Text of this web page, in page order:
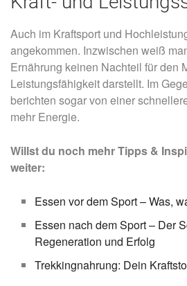
Auch im Kraftsport und
angekommen. Inzwischen weiß
Ernährung keinen Nachteil für den
Leistungsfähigkeit darstellt. Im
berichten sogar von einer
mehr Energie.
Willst du noch mehr Tipps &
weiter:
Essen vor dem Sport – Was,
Essen nach dem Sport – Der
Regeneration und Erfolg
Trekkingnahrung: Dein